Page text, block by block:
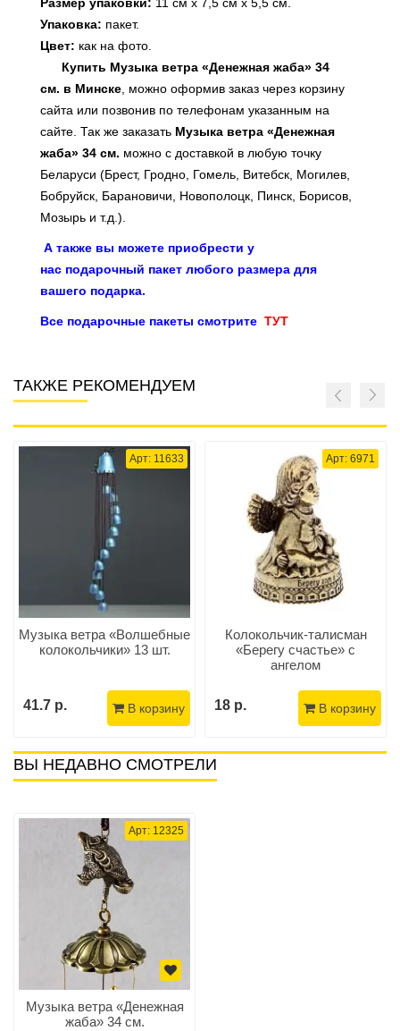
Размер упаковки: 11 см х 7,5 см х 5,5 см.
Упаковка: пакет.
Цвет: как на фото.
Купить Музыка ветра «Денежная жаба» 34
см. в Минске, можно оформив заказ через корзину
сайта или позвонив по телефонам указанным на
сайте. Так же заказать Музыка ветра «Денежная
жаба» 34 см. можно с доставкой в любую точку
Беларуси (Брест, Гродно, Гомель, Витебск, Могилев,
Бобруйск, Барановичи, Новополоцк, Пинск, Борисов,
Мозырь и т.д.).
А также вы можете приобрести у
нас подарочный пакет любого размера для
вашего подарка.
Все подарочные пакеты смотрите ТУТ
ТАКЖЕ РЕКОМЕНДУЕМ
Арт: 11633
Музыка ветра «Волшебные
колокольчики» 13 шт.
41.7 р. В корзину
Арт: 6971
Колокольчик-талисман
«Берегу счастье» с
ангелом
18 р. В корзину
ВЫ НЕДАВНО СМОТРЕЛИ
Арт: 12325
Музыка ветра «Денежная
жаба» 34 см.